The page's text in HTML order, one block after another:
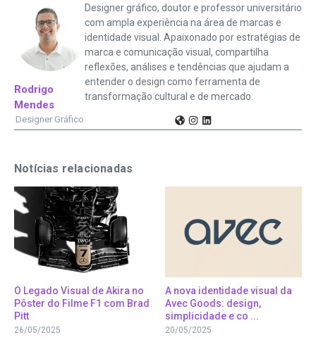
Rodrigo
Mendes
Designer Gráfico
Designer gráfico, doutor e professor universitário
com ampla experiência na área de marcas e
identidade visual. Apaixonado por estratégias de
marca e comunicação visual, compartilha
reflexões, análises e tendências que ajudam a
entender o design como ferramenta de
transformação cultural e de mercado.
Notícias relacionadas
O Legado Visual de Akira no
Pôster do Filme F1 com Brad
Pitt
26/05/2025
A nova identidade visual da
Avec Goods: design,
simplicidade e co ...
20/05/2025